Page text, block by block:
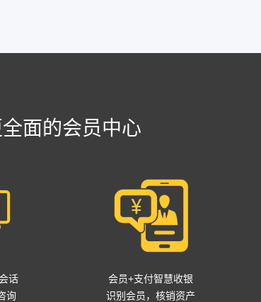
全面的会员中心
话
询
会员+支付智慧收银
识别会员，核销资产